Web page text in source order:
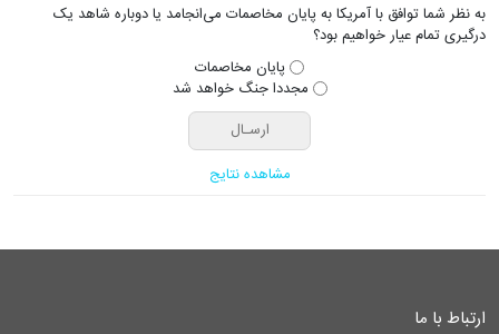
به نظر شما توافق با آمریکا به پایان مخاصمات می‌انجامد یا دوباره شاهد یک
درگیری تمام عیار خواهیم بود؟
پایان مخاصمات
مجددا جنگ خواهد شد
مشاهده نتایج
ارتباط با ما